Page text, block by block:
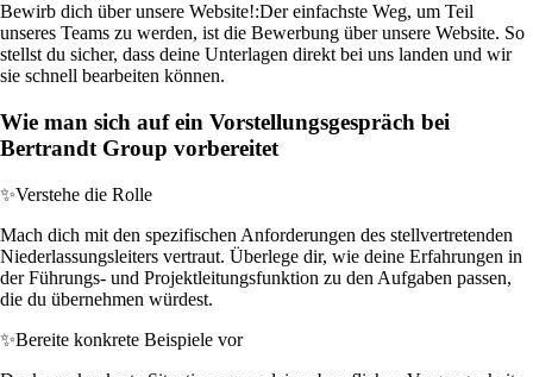
Bewirb dich über unsere Website!:Der einfachste Weg, um Teil
unseres Teams zu werden, ist die Bewerbung über unsere Website. So
stellst du sicher, dass deine Unterlagen direkt bei uns landen und wir
sie schnell bearbeiten können.
Wie man sich auf ein Vorstellungsgespräch bei
Bertrandt Group vorbereitet
✨Verstehe die Rolle
Mach dich mit den spezifischen Anforderungen des stellvertretenden
Niederlassungsleiters vertraut. Überlege dir, wie deine Erfahrungen in
der Führungs- und Projektleitungsfunktion zu den Aufgaben passen,
die du übernehmen würdest.
✨Bereite konkrete Beispiele vor